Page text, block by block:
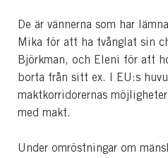
De är vännerna som har
Mika för att ha tvånglat sin
Björkman, och Eleni för att
borta från sitt ex. I EU:s
maktkorridorernas
med makt.
Under omröstningar om